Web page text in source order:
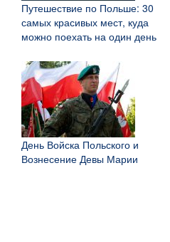
Путешествие по Польше: 30
самых красивых мест, куда
можно поехать на один день
День Войска Польского и
Вознесение Девы Марии